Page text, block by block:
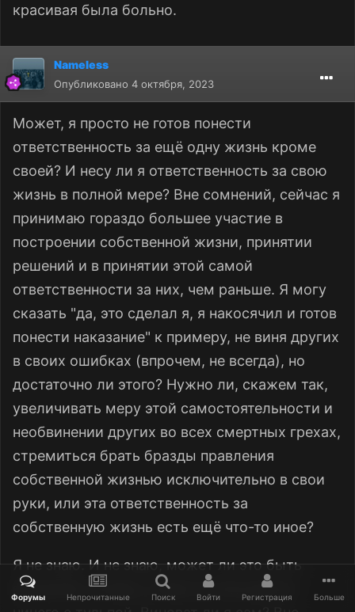
красивая была больно.
Nameless
Опубликовано 4 октября, 2023
Может, я просто не готов понести
ответственность за ещё одну жизнь кроме
своей? И несу ли я ответственность за свою
жизнь в полной мере? Вне сомнений, сейчас я
принимаю гораздо большее участие в
построении собственной жизни, принятии
решений и в принятии этой самой
ответственности за них, чем раньше. Я могу
сказать "да, это сделал я, я накосячил и готов
понести наказание" к примеру, не виня других
в своих ошибках (впрочем, не всегда), но
достаточно ли этого? Нужно ли, скажем так,
увеличивать меру этой самостоятельности и
необвинении других во всех смертных грехах,
стремиться брать бразды правления
собственной жизнью исключительно в свои
руки, или эта ответственность за
собственную жизнь есть ещё что-то иное?
Я не знаю. И не знаю, может ли это быть
причиной, почему у меня не получается
Форумы Непрочитанные Поиск Войти Регистрация Больше